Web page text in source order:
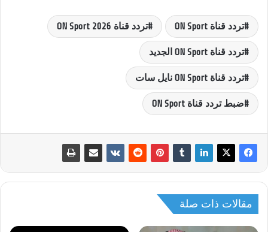
تردد قناة ON Sport تردد قناة ON Sport 2026
تردد قناة ON Sport الجديد
تردد قناة ON Sport نايل سات
ضبط تردد قناة ON Sport
مقالات ذات صلة